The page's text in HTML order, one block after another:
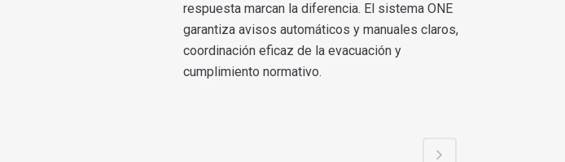
respuesta marcan la diferencia. El sistema ONE
garantiza avisos automáticos y manuales claros,
coordinación eficaz de la evacuación y
cumplimiento normativo.